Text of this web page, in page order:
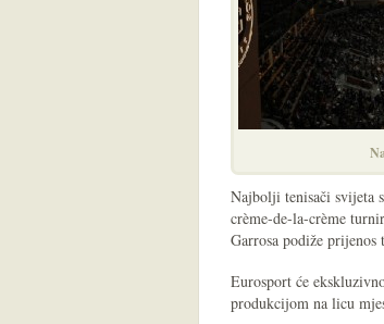
Najbolji tenisači svijeta
crème-de-la-crème
Garrosa podiže prijenos
Eurosport će
produkcijom na licu